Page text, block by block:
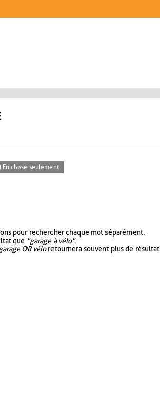
En classe seulement
pour rechercher chaque mot séparément.
que "garage à vélo".
OR véloretournera souvent plus de résultat